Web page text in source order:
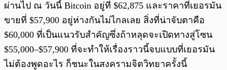
ผ่านไป ณ วันนี้ Bitcoin อยู่ที่ $62,875 และราคาที่เยอรมัน
ขายที่ $57,900 อยู่ห่างกันไม่ไกลเลย สิ่งที่น่าจับตาคือ
$60,000 ที่เป็นแนวรับสำคัญซึ่งถ้าหลุดจะเปิดทางสู่โซน
$55,000–$57,900 ที่จะทำให้เรื่องราวนี้จบแบบที่เยอรมัน
ไม่ต้องพูดอะไร ก็ชนะในสงครามจิตวิทยาครั้งนี้